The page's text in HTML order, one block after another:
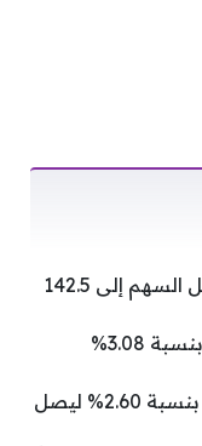
إنفوليس: نمو بنسبة 4.78% ليصل السهم إلى 142.5
الشركة المعدنية إميطير: ارتفاع بنسبة 3.08%
سطوكفيس شمال إفريقيا: زيادة بنسبة 2.60% ليصل